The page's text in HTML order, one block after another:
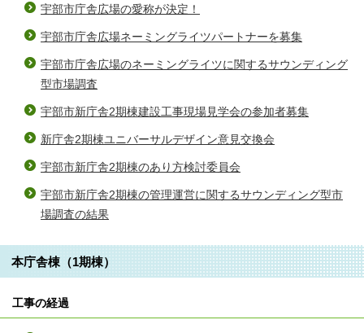
宇部市庁舎広場の愛称が決定！
宇部市庁舎広場ネーミングライツパートナーを募集
宇部市庁舎広場のネーミングライツに関するサウンディング
型市場調査
宇部市新庁舎2期棟建設工事現場見学会の参加者募集
新庁舎2期棟ユニバーサルデザイン意見交換会
宇部市新庁舎2期棟のあり方検討委員会
宇部市新庁舎2期棟の管理運営に関するサウンディング型市
場調査の結果
本庁舎棟（1期棟）
工事の経過